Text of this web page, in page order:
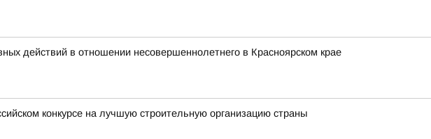
действий в отношении несовершеннолетнего в Красноярском крае
конкурсе на лучшую строительную организацию страны